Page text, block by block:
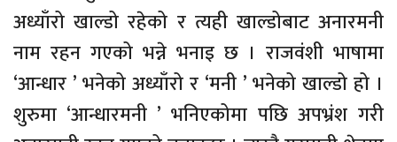
अध्याँरो खाल्डो रहेको र त्यही खाल्डोबाट अनारमनी
नाम रहन गएको भन्ने भनाइ छ । राजवंशी भाषामा
‘आन्धार ’ भनेको अध्याँरो र ‘मनी ’ भनेको खाल्डो हो ।
शुरुमा ‘आन्धारमनी ’ भनिएकोमा पछि अपभ्रंश गरी